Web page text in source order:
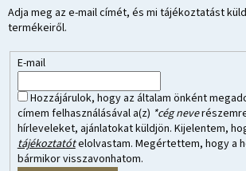
Adja meg az e-mail címét, és mi tájékoztatást
termékeiről.
E-mail
Hozzájárulok, hogy az általam önként
címem felhasználásával a(z) *cég neve
hírleveleket, ajánlatokat küldjön. Kijelentem,
tájékoztatótelolvastam. Megértettem, hogy a
bármikor visszavonhatom.